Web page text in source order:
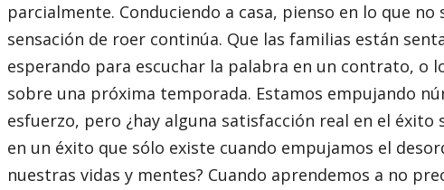
parcialmente. Conduciendo a casa, pienso en lo que
sensación de roer continúa. Que las familias están
esperando para escuchar la palabra en un contrato, o
sobre una próxima temporada. Estamos empujando
esfuerzo, pero ¿hay alguna satisfacción real en el éxito
en un éxito que sólo existe cuando empujamos el
nuestras vidas y mentes? Cuando aprendemos a no